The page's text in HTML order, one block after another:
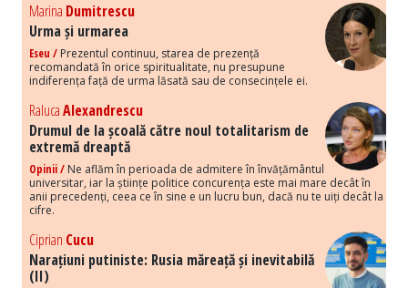
Marina Dumitrescu
Urma și urmarea
Eseu / Prezentul continuu, starea de prezență
recomandată în orice spiritualitate, nu presupune
indiferența față de urma lăsată sau de consecințele ei.
RalucaAlexandrescu
Drumul de la școală către noul totalitarism de
extremă dreaptă
Opinii / Ne aflăm în perioada de admitere în învățământul
universitar, iar la științe politice concurența este mai mare decât în
anii precedenți, ceea ce în sine e un lucru bun, dacă nu te uiți decât la
cifre.
Ciprian Cucu
Narațiuni putiniste: Rusia măreață și inevitabilă
(II)